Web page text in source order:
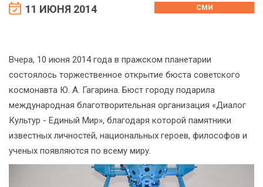
11 ИЮНЯ 2014 СМИ
Вчера, 10 июня 2014 года в пражском планетарии
состоялось торжественное открытие бюста советского
космонавта Ю. А. Гагарина. Бюст городу подарила
международная благотворительная организация «Диалог
Культур - Единый Мир», благодаря которой памятники
известных личностей, национальных героев, философов и
ученых появляются по всему миру.